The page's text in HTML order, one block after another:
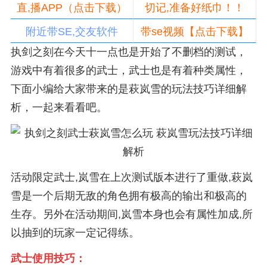
直,播APP（点击下载）
切记,准备好纸巾！！
附近带SE,交友软件
带se视频【点击下载】
执剑之刻在今天十一点也是开始了不删档的测试，
游戏中有着很多的武士，武士也是有着种类属性，
下面小编给大家带来的是萩岚雪的玩法技巧详细解
析，一起来看看吧。
活动限定武士,岚雪在上次测试版本进行了重做,萩岚
雪是一个后期无敌的角色拥有极高的输出和极高的
生存。另外在活动期间,岚雪本身也会有属性加成,所
以抽到的玩家一定记得练。
武士使用技巧：